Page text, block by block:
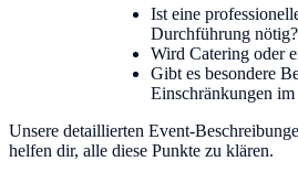
Ist eine
Durchführung nötig?
Wird Catering oder
Gibt es besondere
Einschränkungen im
Unsere detaillierten Event-
helfen dir, alle diese Punkte zu klären.